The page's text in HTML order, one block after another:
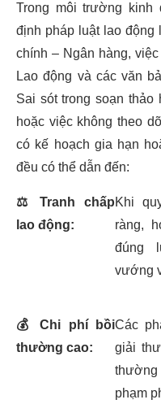
Trong môi trường kinh
định pháp luật lao
chính – Ngân hàng,
Lao động và các văn
Sai sót trong soạn thảo
hoặc việc không theo
có kế hoạch gia hạn
đều có thể dẫn đến:
⚖️
Tranh chấp
lao động:
Khi
ràng,
đúng
vướng
💰
Chi phí bồi
thường cao:
Các
giải
phạm